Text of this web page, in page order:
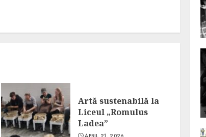
Artă sustenabilă la
Liceul „Romulus
Ladea”